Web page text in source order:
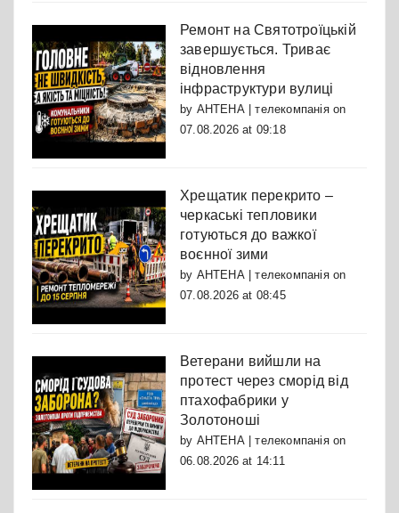
Ремонт на Святотроїцькій
завершується. Триває
відновлення
інфраструктури вулиці
by АНТЕНА | телекомпаніяon
07.08.2026 at 09:18
Хрещатик перекрито –
черкаські тепловики
готуються до важкої
воєнної зими
by АНТЕНА | телекомпаніяon
07.08.2026 at 08:45
Ветерани вийшли на
протест через сморід від
птахофабрики у
Золотоноші
by АНТЕНА | телекомпаніяon
06.08.2026 at 14:11